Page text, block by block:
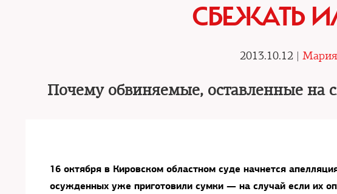
СБЕЖАТЬ
2013.10.12 |
Почему обвиняемые, оставленные на
16 октября в Кировском областном суде начнется
осужденных уже приготовили сумки — на случай если их